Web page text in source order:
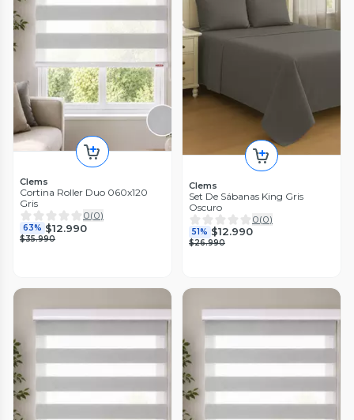
Clems
Cortina Roller Duo 060x120
Gris
0(0)
63% $12.990
$35.990
Clems
Set De Sábanas King Gris
Oscuro
0(0)
51% $12.990
$26.990